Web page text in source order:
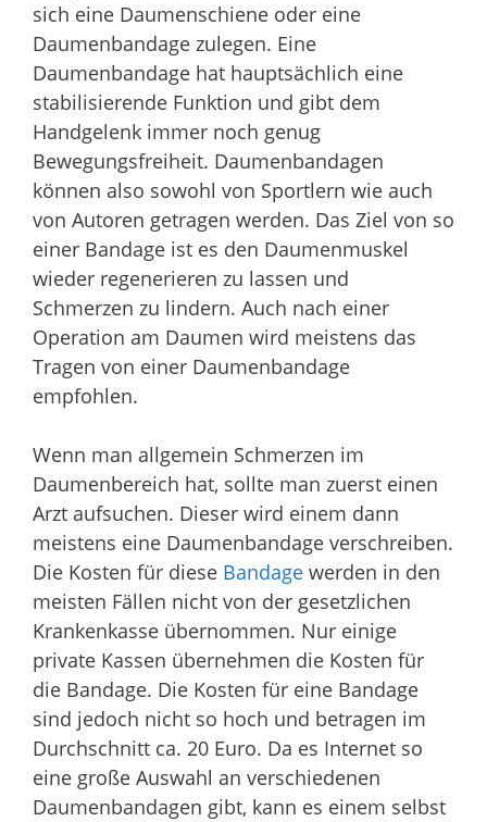
sich eine Daumenschiene oder eine
Daumenbandage zulegen. Eine
Daumenbandage hat hauptsächlich eine
stabilisierende Funktion und gibt dem
Handgelenk immer noch genug
Bewegungsfreiheit. Daumenbandagen
können also sowohl von Sportlern wie auch
von Autoren getragen werden. Das Ziel von so
einer Bandage ist es den Daumenmuskel
wieder regenerieren zu lassen und
Schmerzen zu lindern. Auch nach einer
Operation am Daumen wird meistens das
Tragen von einer Daumenbandage
empfohlen.
Wenn man allgemein Schmerzen im
Daumenbereich hat, sollte man zuerst einen
Arzt aufsuchen. Dieser wird einem dann
meistens eine Daumenbandage verschreiben.
Die Kosten für diese Bandage werden in den
meisten Fällen nicht von der gesetzlichen
Krankenkasse übernommen. Nur einige
private Kassen übernehmen die Kosten für
die Bandage. Die Kosten für eine Bandage
sind jedoch nicht so hoch und betragen im
Durchschnitt ca. 20 Euro. Da es Internet so
eine große Auswahl an verschiedenen
Daumenbandagen gibt, kann es einem selbst